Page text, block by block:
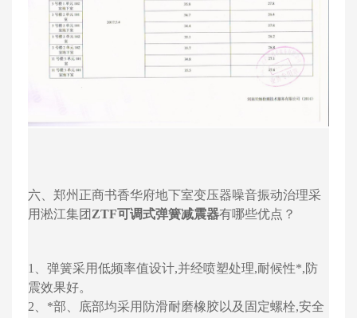
六、郑州正商书香华府地下室变压器噪音振动治理采
用淞江集团 ZTF可调式弹簧减震器有哪些优点？
1、弹簧采用低频率值设计,并经喷塑处理,耐候性*,防
震效果好。
2、*部、底部均采用防滑耐磨橡胶以及固定螺栓,安全